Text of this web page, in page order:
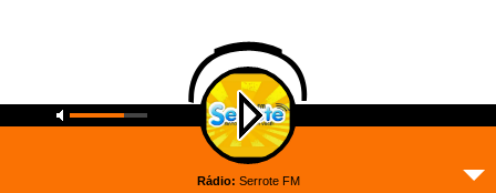
Rádio: Serrote FM